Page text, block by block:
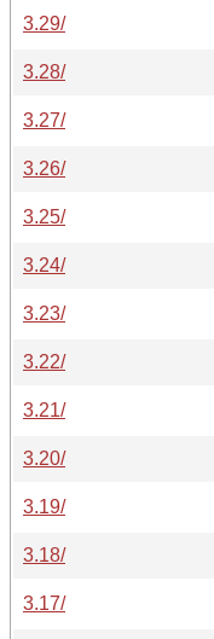
3.29/
3.28/
3.27/
3.26/
3.25/
3.24/
3.23/
3.22/
3.21/
3.20/
3.19/
3.18/
3.17/